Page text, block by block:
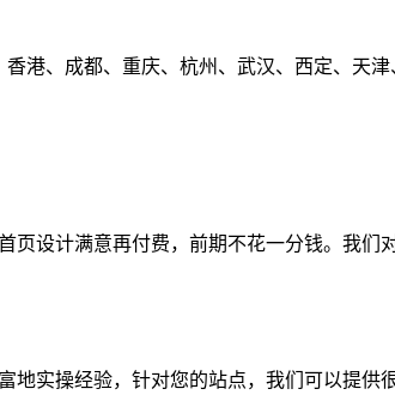
港、成都、重庆、杭州、武汉、西定、天
页设计满意再付费，前期不花一分钱。我们
地实操经验，针对您的站点，我们可以提